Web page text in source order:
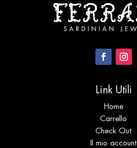
Link Utili
Home
Carrello
Check Out
Il mio account